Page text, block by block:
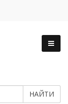
НАЙТИ